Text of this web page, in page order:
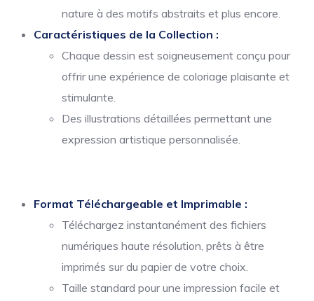
nature à des motifs abstraits et plus encore.
Caractéristiques de la Collection :
Chaque dessin est soigneusement conçu pour
offrir une expérience de coloriage plaisante et
stimulante.
Des illustrations détaillées permettant une
expression artistique personnalisée.
Format Téléchargeable et Imprimable :
Téléchargez instantanément des fichiers
numériques haute résolution, prêts à être
imprimés sur du papier de votre choix.
Taille standard pour une impression facile et